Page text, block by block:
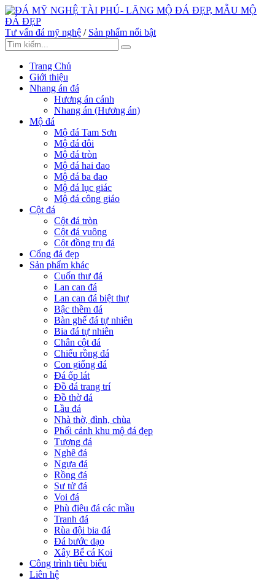
Tư vấn đá mỹ nghệ / Sản phẩm nổi bật
Trang Chủ
Giới thiệu
Nhang án đá
Hương án cánh
Nhang án (Hương án)
Mộ đá
Mộ đá Tam Sơn
Mộ đá đôi
Mộ đá tròn
Mộ đá hai đao
Mộ đá ba đao
Mộ đá lục giác
Mộ đá công giáo
Cột đá
Cột đá tròn
Cột đá vuông
Cột đồng trụ đá
Cổng đá đẹp
Sản phẩm khác
Cuốn thư đá
Lan can đá
Lan can đá biệt thự
Bậc thềm đá
Bàn ghế đá tự nhiên
Bia đá tự nhiên
Chân cột đá
Chiếu rồng đá
Con giống đá
Đá ốp lát
Đồ đá trang trí
Đồ thờ đá
Lầu đá
Nhà thờ, đình, chùa
Phối cảnh khu mộ đá đẹp
Tượng đá
Nghê đá
Ngựa đá
Rồng đá
Sư tử đá
Voi đá
Phù điêu đá các mầu
Tranh đá
Rùa đội bia đá
Đá bước dạo
Xây Bể cá Koi
Công trình tiêu biểu
Liên hệ